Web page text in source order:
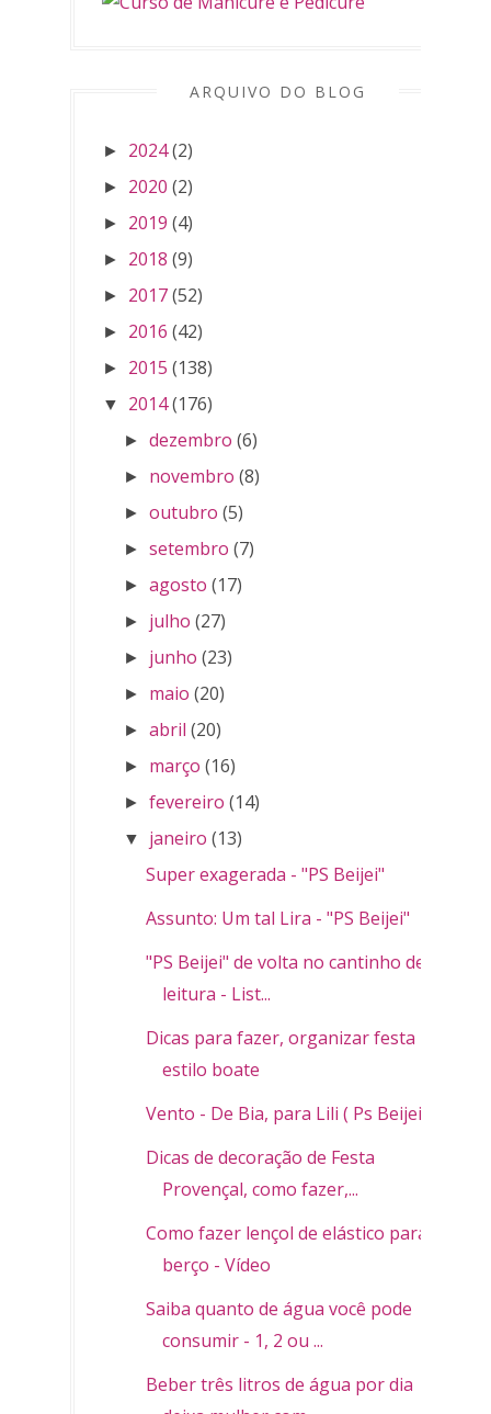
ARQUIVO DO BLOG
► 2024(2)
► 2020 (2)
► 2019 (4)
► 2018 (9)
► 2017(52)
► 2016 (42)
► 2015 (138)
▼ 2014(176)
►dezembro (6)
► novembro (8)
►outubro (5)
►setembro (7)
►agosto (17)
► julho (27)
► junho (23)
► maio (20)
►abril (20)
► março (16)
►fevereiro (14)
▼ janeiro (13)
Super exagerada - "PS Beijei"
Assunto: Um tal Lira - "PS Beijei"
"PS Beijei" de volta no cantinho de
leitura - List...
Dicas para fazer, organizar festa
estilo boate
Vento - De Bia, para Lili ( Ps Beijei)
Dicas de decoração de Festa
Provençal, como fazer,...
Como fazer lençol de elástico para
berço - Vídeo
Saiba quanto de água você pode
consumir - 1, 2 ou ...
Beber três litros de água por dia